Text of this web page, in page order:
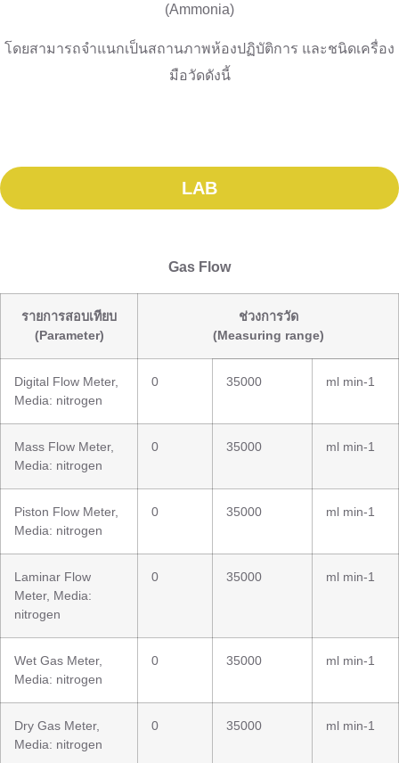
(Ammonia)
โดยสามารถจำแนกเป็นสถานภาพห้องปฏิบัติการ และชนิดเครื่อง
มือวัดดังนี้
LAB
Gas Flow
รายการสอบเทียบ
(Parameter)
ช่วงการวัด
(Measuring range)
Digital Flow Meter,
Media: nitrogen
0 35000 ml min-1
Mass Flow Meter,
Media: nitrogen
0 35000 ml min-1
Piston Flow Meter,
Media: nitrogen
0 35000 ml min-1
Laminar Flow
Meter, Media:
nitrogen
0 35000 ml min-1
Wet Gas Meter,
Media: nitrogen
0 35000 ml min-1
Dry Gas Meter,
Media: nitrogen
0 35000 ml min-1